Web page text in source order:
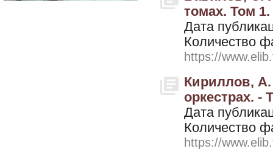
томах. Том 1.
Дата
Количество
https://
Кириллов,
оркестрах. -
Дата
Количество
https://